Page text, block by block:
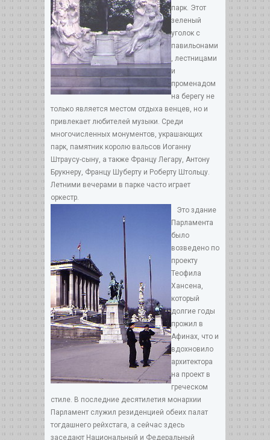
парк. Этот
зеленый
уголок с
павильонами
, лестницами
и
променадом
на берегу не
только является местом отдыха венцев, но и
привлекает любителей музыки. Среди
многочисленных монументов, украшающих
парк, памятник королю вальсов Иоганну
Штраусу-сыну, а также Францу Легару, Антону
Брукнеру, Францу Шуберту и Роберту Штольцу.
Летними вечерами в парке часто играет
оркестр.
Это здание
Парламента
было
возведено по
проекту
Теофила
Хансена,
который
долгие годы
прожил в
Афинах, что и
вдохновило
архитектора
на проект в
греческом
стиле. В последние десятилетия монархии
Парламент служил резиденцией обеих палат
тогдашнего рейхстага, а сейчас здесь
заседают Национальный и Федеральный